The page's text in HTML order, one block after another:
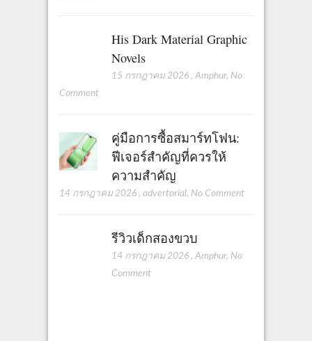
His Dark Material Graphic
Novels
15 กรกฎาคม 2026 , Amphur, No
Comment
คู่มือการซื้อสมาร์ทโฟน:
ฟีเจอร์สำคัญที่ควรให้
ความสำคัญ
14 กรกฎาคม 2026 , advertorial, No Comment
รีวิวเด็กสองขวบ
14 กรกฎาคม 2026 , Amphur, No
Comment